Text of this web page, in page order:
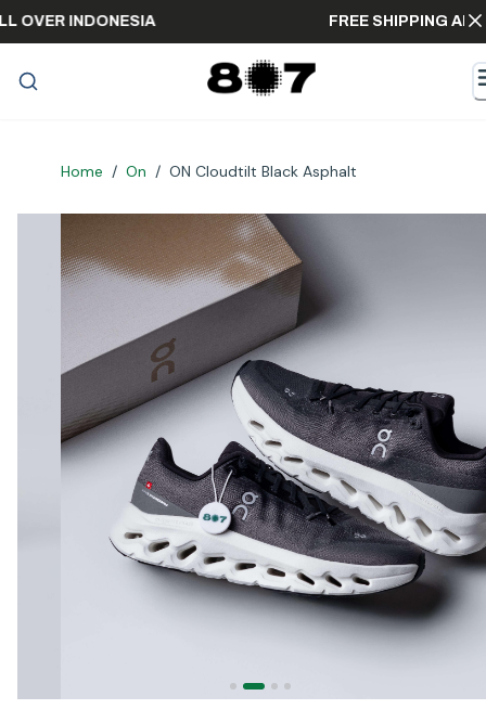
ALL OVER INDONESIA FREE
Home / On / ON Cloudtilt Black Asphalt